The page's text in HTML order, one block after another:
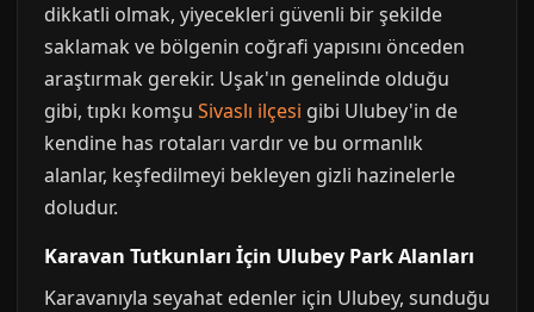
dikkatli olmak, yiyecekleri güvenli bir şekilde
saklamak ve bölgenin coğrafi yapısını önceden
araştırmak gerekir. Uşak'ın genelinde olduğu
gibi, tıpkı komşu Sivaslı ilçesi gibi Ulubey'in de
kendine has rotaları vardır ve bu ormanlık
alanlar, keşfedilmeyi bekleyen gizli hazinelerle
doludur.
Karavan Tutkunları İçin Ulubey Park Alanları
Karavanıyla seyahat edenler için Ulubey, sunduğu